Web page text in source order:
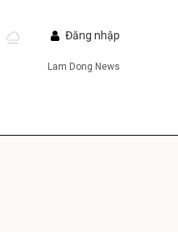
Đăng nhập
Lam Dong News